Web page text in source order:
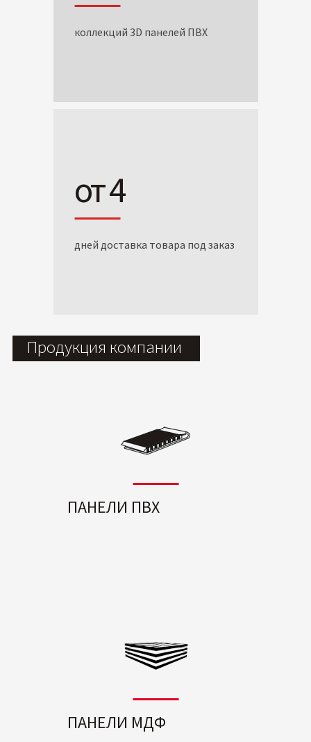
коллекций 3D панелей ПВХ
от 4
дней доставка товара под заказ
Продукция компании
ПАНЕЛИ ПВХ
ПАНЕЛИ МДФ